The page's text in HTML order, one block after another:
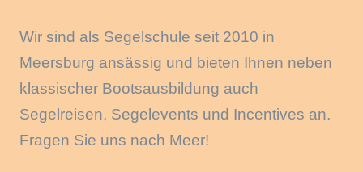
Wir sind als Segelschule seit 2010 in
Meersburg ansässig und bieten Ihnen neben
klassischer Bootsausbildung auch
Segelreisen, Segelevents und Incentives an.
Fragen Sie uns nach Meer!